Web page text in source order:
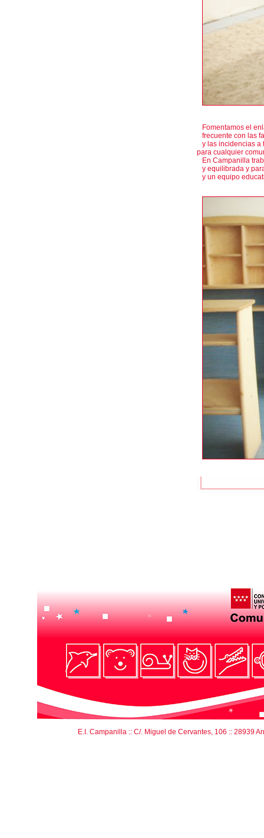
Fomentamos el
frecuente con las
y las incidencias a
para cualquier
En Campanilla
y equilibrada y
y un equipo
E.I. Campanilla :: C/. Miguel de Cervantes, 106 ::